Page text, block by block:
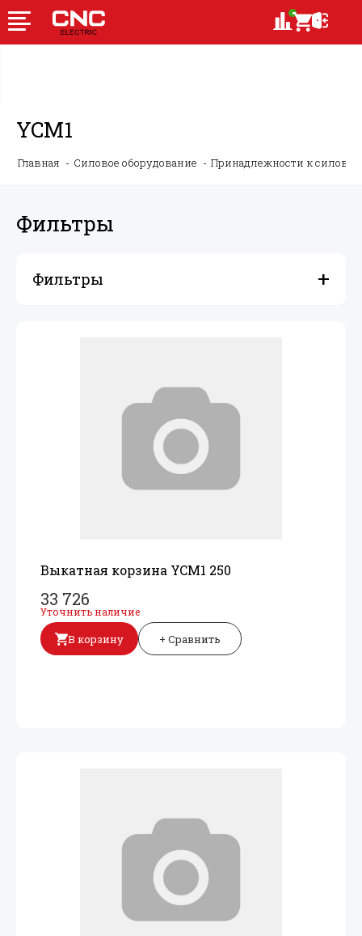
YCM1
Главная Силовое оборудование Принадлежности к
Фильтры
Фильтры
Выкатная корзина YCM1 250
33 726
Уточнить наличие
В корзину + Сравнить